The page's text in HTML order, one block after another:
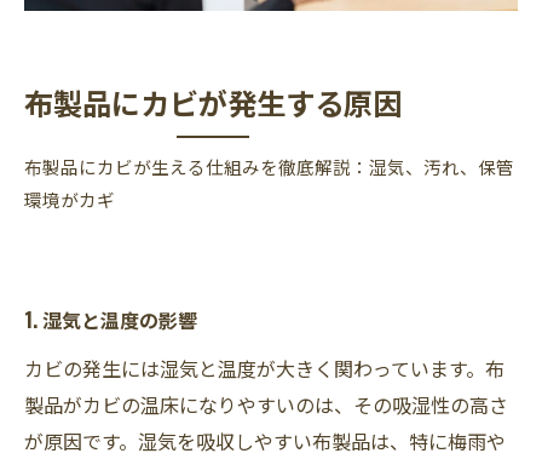
布製品にカビが発生する原因
布製品にカビが生える仕組みを徹底解説：湿気、汚れ、保管
環境がカギ
1. 湿気と温度の影響
カビの発生には湿気と温度が大きく関わっています。布
製品がカビの温床になりやすいのは、その吸湿性の高さ
が原因です。湿気を吸収しやすい布製品は、特に梅雨や